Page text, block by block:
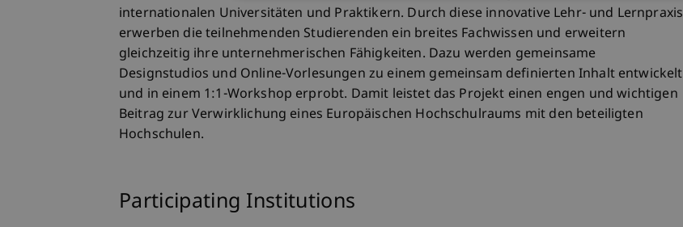
internationalen Universitäten und Praktikern. Durch diese innovative Lehr- und Lernpraxis
erwerben die teilnehmenden Studierenden ein breites Fachwissen und erweitern
gleichzeitig ihre unternehmerischen Fähigkeiten. Dazu werden gemeinsame
Designstudios und Online-Vorlesungen zu einem gemeinsam definierten Inhalt entwickelt
und in einem 1:1-Workshop erprobt. Damit leistet das Projekt einen engen und wichtigen
Beitrag zur Verwirklichung eines Europäischen Hochschulraums mit den beteiligten
Hochschulen.
Participating Institutions